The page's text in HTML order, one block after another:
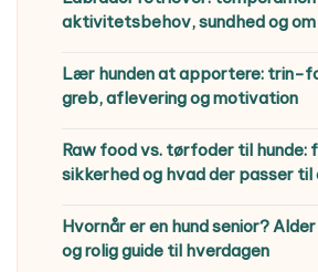
aktivitetsbehov, sundhed og
Lær hunden at apportere: trin-
greb, aflevering og motivation
Raw food vs. tørfoder til hunde:
sikkerhed og hvad der passer til
Hvornår er en hund senior?
og rolig guide til hverdagen